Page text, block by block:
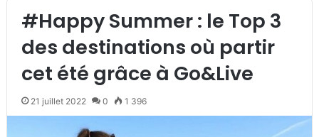
#Happy Summer : le Top 3
des destinations où partir
cet été grâce à Go&Live
21 juillet 2022 0 1 396